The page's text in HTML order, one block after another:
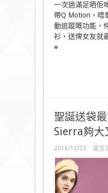
一次過滿足晒佢
帶Q Motion，唔
動追蹤嘅功能，
衫，送俾女友就
»
聖誕送袋
Sierra夠大
2016/12/22
在
〈聖
留言